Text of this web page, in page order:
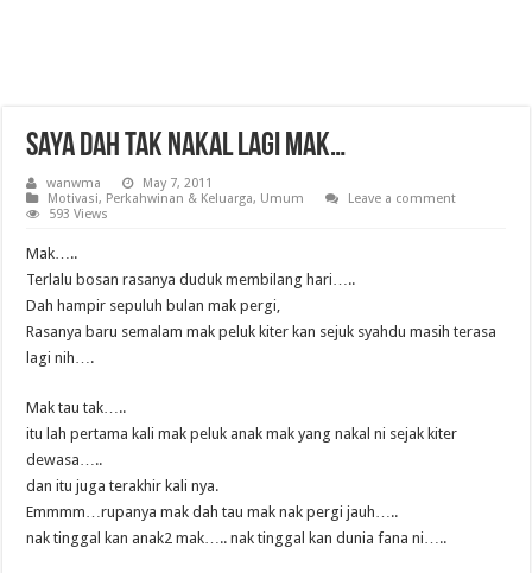
Saya Dah Tak Nakal Lagi Mak…
wanwma
May 7, 2011
Motivasi, Perkahwinan & Keluarga, Umum
Leave a comment
593 Views
Mak…..
Terlalu bosan rasanya duduk membilang hari…..
Dah hampir sepuluh bulan mak pergi,
Rasanya baru semalam mak peluk kiter kan sejuk syahdu masih terasa
lagi nih….
Mak tau tak…..
itu lah pertama kali mak peluk anak mak yang nakal ni sejak kiter
dewasa…..
dan itu juga terakhir kali nya.
Emmmm…rupanya mak dah tau mak nak pergi jauh…..
nak tinggal kan anak2 mak….. nak tinggal kan dunia fana ni…..